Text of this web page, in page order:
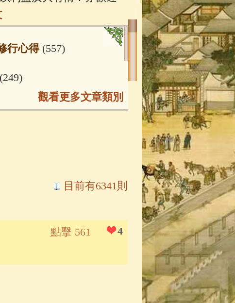
行心得 (557)
(249)
(165)
(81) 大悲咒(72)
觀看更多文章類別
目前有6341則
4
點擊 561